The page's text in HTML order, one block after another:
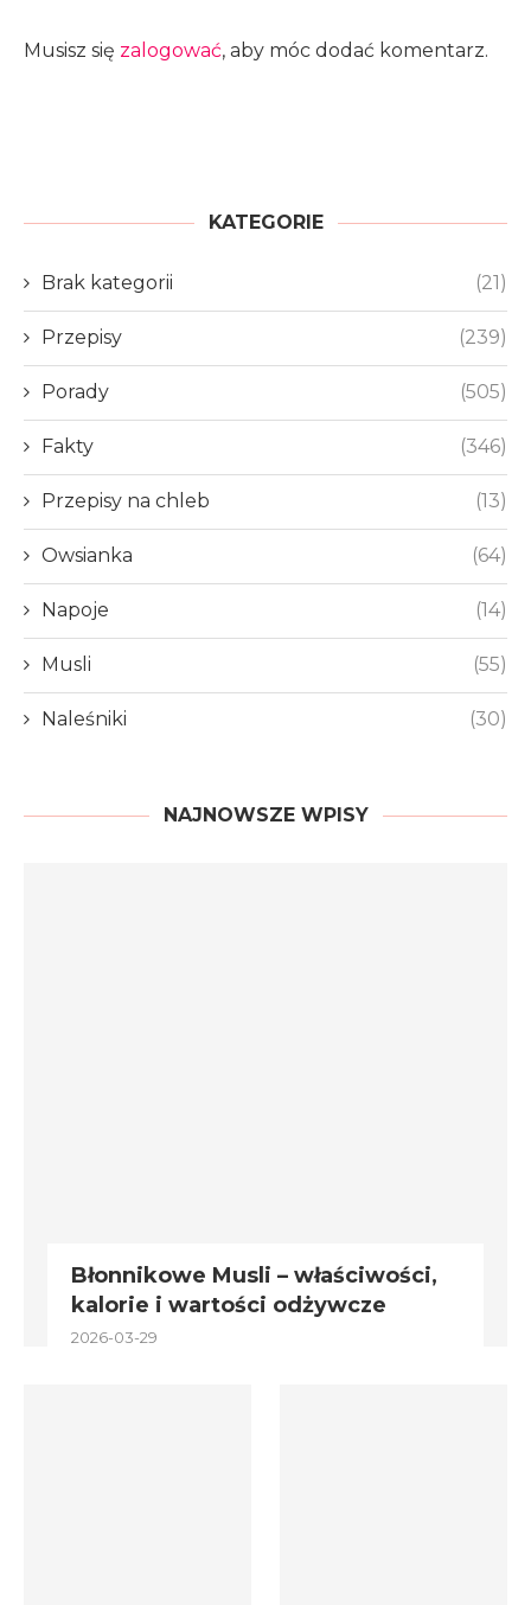
Musisz się zalogować, aby móc dodać komentarz.
KATEGORIE
Brak kategorii (21)
Przepisy (239)
Porady (505)
Fakty (346)
Przepisy na chleb (13)
Owsianka (64)
Napoje (14)
Musli (55)
Naleśniki (30)
NAJNOWSZE WPISY
Błonnikowe Musli – właściwości,
kalorie i wartości odżywcze
2026-03-29